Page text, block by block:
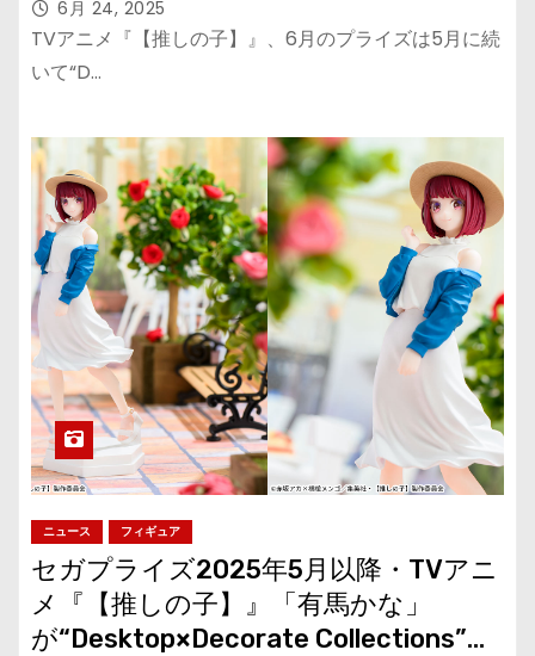
6月 24, 2025
TVアニメ『【推しの子】』、6月のプライズは5月に続
いて“D…
ニュース フィギュア
セガプライズ2025年5月以降・TVアニ
メ『【推しの子】』「有馬かな」
が“Desktop×Decorate Collections”で